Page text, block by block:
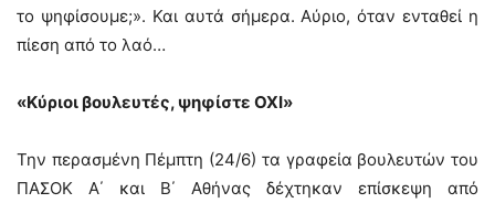
το ψηφίσουμε;». Και αυτά σήμερα. Αύριο, όταν ενταθεί η
πίεση από το λαό…
«Κύριοι βουλευτές, ψηφίστε ΟΧΙ»
Την περασμένη Πέμπτη (24/6) τα γραφεία βουλευτών του
ΠΑΣΟΚ Α΄ και Β΄ Αθήνας δέχτηκαν επίσκεψη από